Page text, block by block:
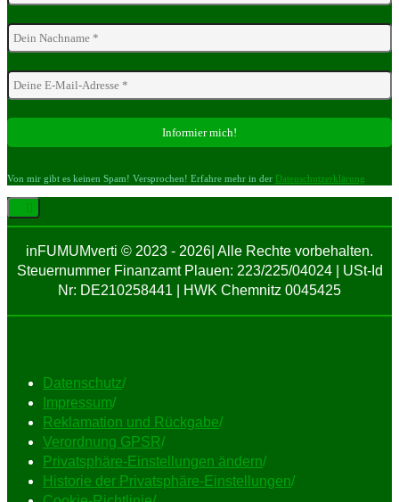
Von mir gibt es keinen Spam! Versprochen! Erfahre mehr in der Datenschutzerklärung
inFUMUMverti © 2023 - 2026| Alle Rechte vorbehalten.
Steuernummer Finanzamt Plauen: 223/225/04024 | USt-Id
Nr: DE210258441 | HWK Chemnitz 0045425
Datenschutz/
Impressum/
Reklamation und Rückgabe/
Verordnung GPSR/
Privatsphäre-Einstellungen ändern/
Historie der Privatsphäre-Einstellungen/